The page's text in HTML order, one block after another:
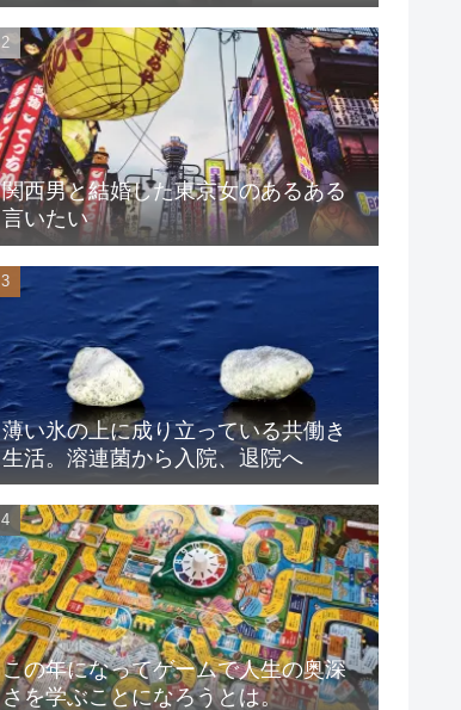
関西男と結婚した東京女のあるある
言いたい
薄い氷の上に成り立っている共働き
生活。溶連菌から入院、退院へ
この年になってゲームで人生の奥深
さを学ぶことになろうとは。